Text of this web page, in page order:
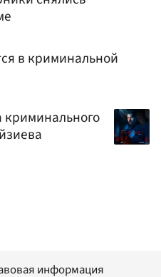
в криминальной
криминального
информация